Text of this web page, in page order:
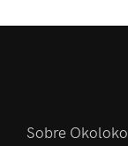
Sobre Okoloko